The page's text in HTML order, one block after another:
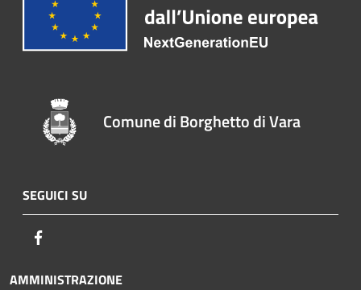
Comune di Borghetto di Vara
SEGUICI SU
AMMINISTRAZIONE